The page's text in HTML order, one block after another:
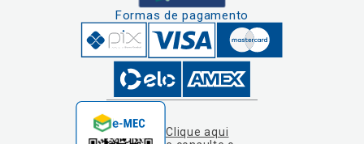
Formas de pagamento
Clique aqui